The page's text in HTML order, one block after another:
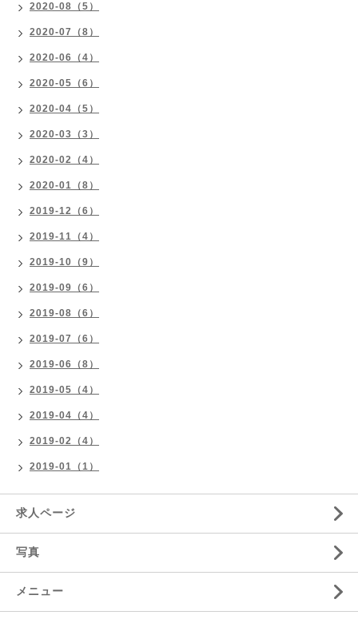
2020-08（5）
2020-07（8）
2020-06（4）
2020-05（6）
2020-04（5）
2020-03（3）
2020-02（4）
2020-01（8）
2019-12（6）
2019-11（4）
2019-10（9）
2019-09（6）
2019-08（6）
2019-07（6）
2019-06（8）
2019-05（4）
2019-04（4）
2019-02（4）
2019-01（1）
求人ページ
写真
メニュー